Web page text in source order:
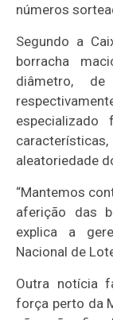
números
Segundo a
borracha
diâmetro,
especializado
aleatoriedade
“Mantemos
aferição das
explica a
Nacional de
Outra notícia
força perto da